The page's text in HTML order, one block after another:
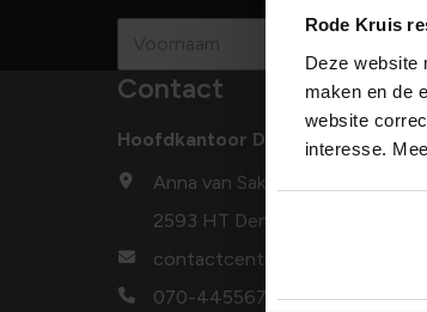
Rode Kruis
Deze website
maken en de
website
interesse.
Contact
Hoofdkantoor Den Haag
Anna van Saksenlaan 50
2593 HT Den Haag
contactcenter@redcross.nl
070-4455678